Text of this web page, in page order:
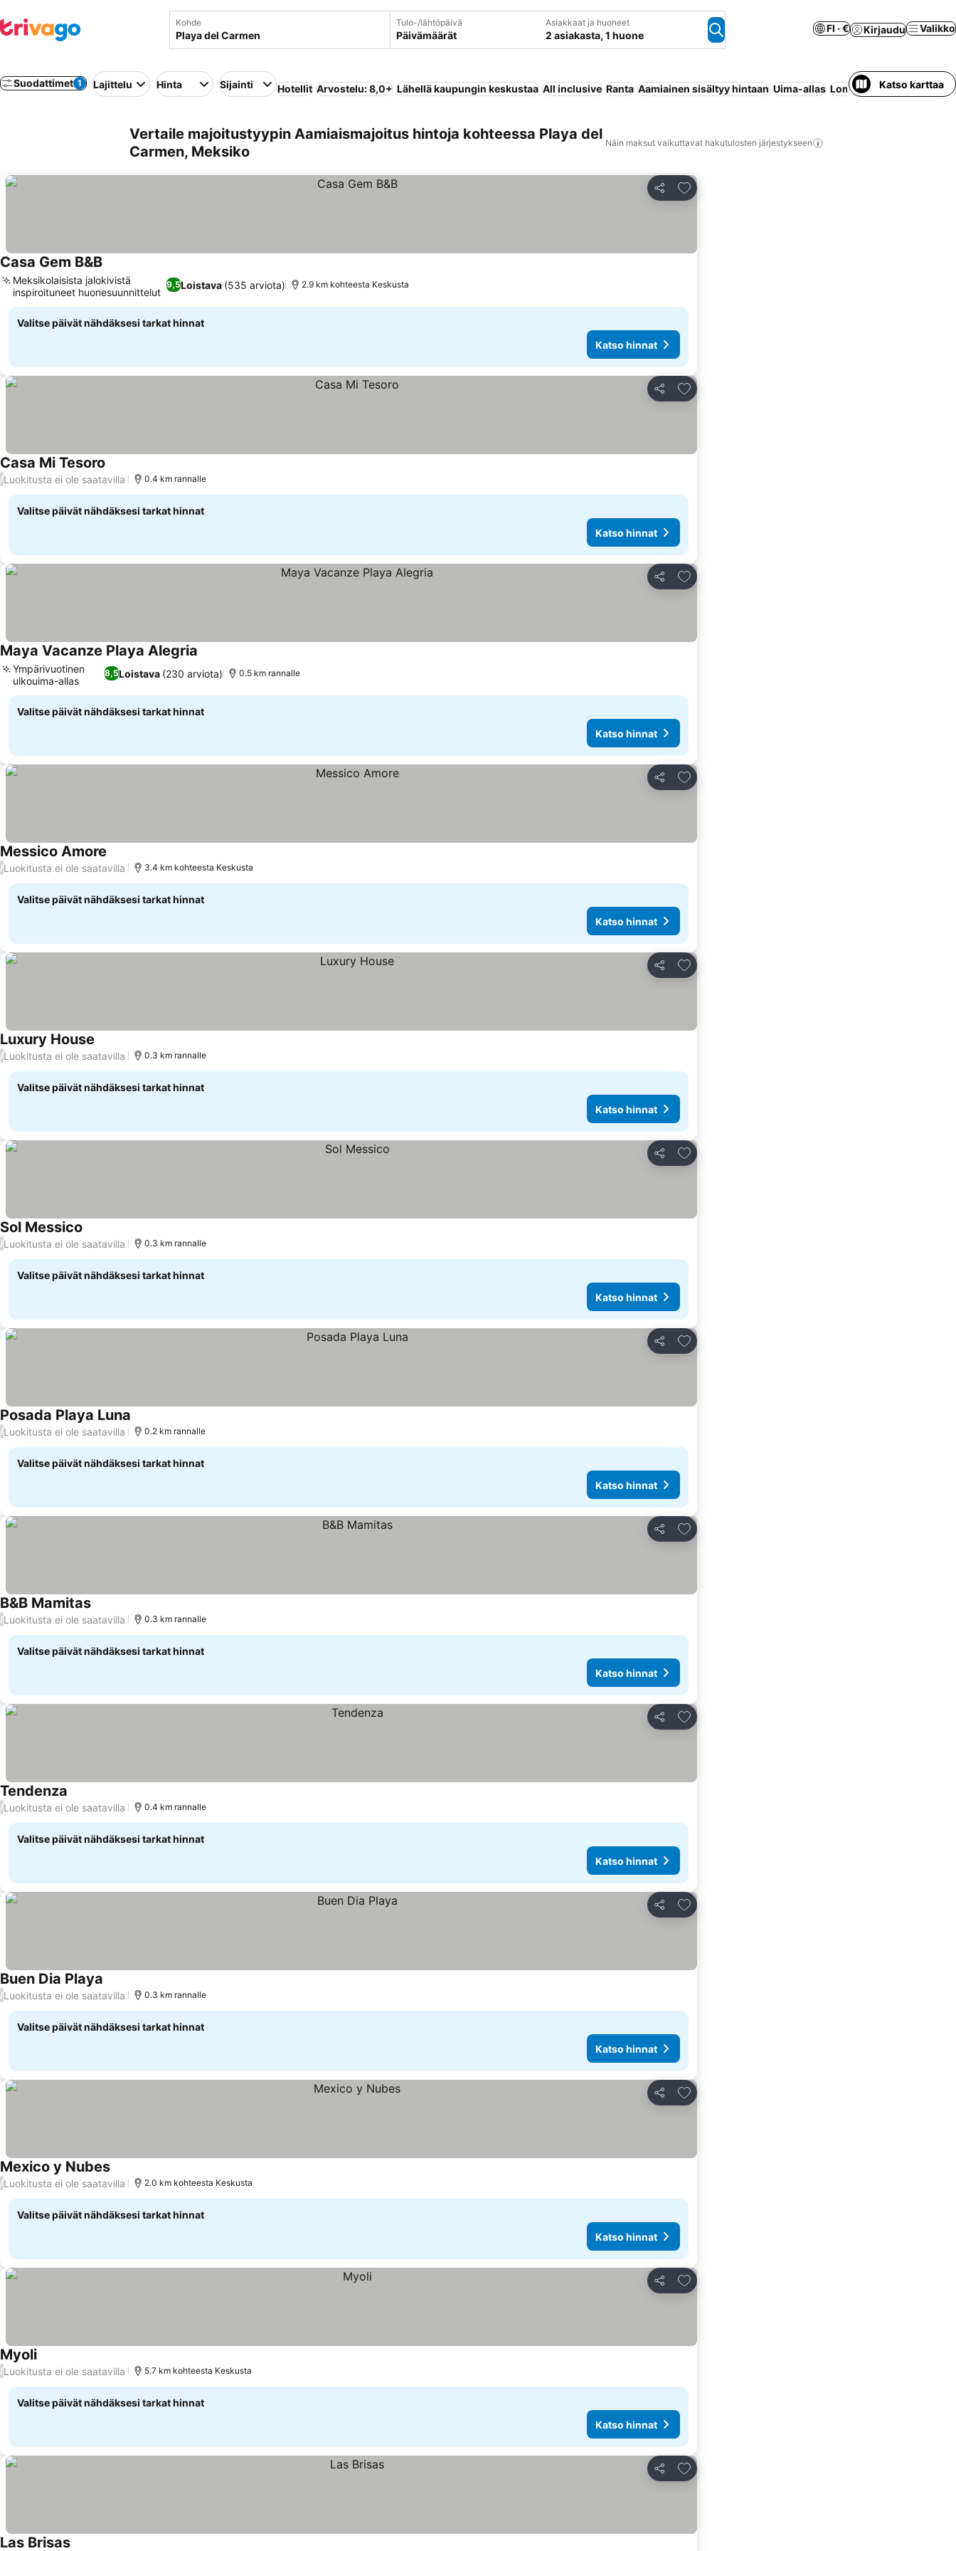
Kohde Tulo-/lähtöpäivä
Päivämäärät
Asiakkaat ja huoneet
2 asiakasta, 1 huone
FI · € Kirjaudu Valikko
Suodattimet 1 Lajittelu Hinta Sijainti Hotellit Arvostelu: 8,0+ Lähellä kaupungin keskustaa All inclusive Ranta Aamiainen sisältyy hintaan Uima-allas Lomakeskus Wi-Fi
Katso karttaa
Vertaile majoitustyypin Aamiaismajoitus hintoja kohteessa Playa del
Carmen, Meksiko
Näin maksut vaikuttavat hakutulosten järjestykseen
Jaa
Lisää suosikkeihin
Casa Gem B&B
9,5Loistava (535 arviota)
Meksikolaisista jalokivistä
inspiroituneet huonesuunnittelut
2.9 km kohteesta Keskusta
Valitse päivät nähdäksesi tarkat hinnat
Katso hinnat
Jaa
Lisää suosikkeihin
Casa Mi Tesoro
/Luokitusta ei ole saatavilla 0.4 km rannalle
Valitse päivät nähdäksesi tarkat hinnat
Katso hinnat
Jaa
Lisää suosikkeihin
Maya Vacanze Playa Alegria
8,5Loistava (230 arviota)
Ympärivuotinen
ulkouima-allas
0.5 km rannalle
Valitse päivät nähdäksesi tarkat hinnat
Katso hinnat
Jaa
Lisää suosikkeihin
Messico Amore
/Luokitusta ei ole saatavilla 3.4 km kohteesta Keskusta
Valitse päivät nähdäksesi tarkat hinnat
Katso hinnat
Jaa
Lisää suosikkeihin
Luxury House
/Luokitusta ei ole saatavilla 0.3 km rannalle
Valitse päivät nähdäksesi tarkat hinnat
Katso hinnat
Jaa
Lisää suosikkeihin
Sol Messico
/Luokitusta ei ole saatavilla 0.3 km rannalle
Valitse päivät nähdäksesi tarkat hinnat
Katso hinnat
Jaa
Lisää suosikkeihin
Posada Playa Luna
/Luokitusta ei ole saatavilla 0.2 km rannalle
Valitse päivät nähdäksesi tarkat hinnat
Katso hinnat
Jaa
Lisää suosikkeihin
B&B Mamitas
/Luokitusta ei ole saatavilla 0.3 km rannalle
Valitse päivät nähdäksesi tarkat hinnat
Katso hinnat
Jaa
Lisää suosikkeihin
Tendenza
/Luokitusta ei ole saatavilla 0.4 km rannalle
Valitse päivät nähdäksesi tarkat hinnat
Katso hinnat
Jaa
Lisää suosikkeihin
Buen Dia Playa
/Luokitusta ei ole saatavilla 0.3 km rannalle
Valitse päivät nähdäksesi tarkat hinnat
Katso hinnat
Jaa
Lisää suosikkeihin
Mexico y Nubes
/Luokitusta ei ole saatavilla 2.0 km kohteesta Keskusta
Valitse päivät nähdäksesi tarkat hinnat
Katso hinnat
Jaa
Lisää suosikkeihin
Myoli
/Luokitusta ei ole saatavilla 5.7 km kohteesta Keskusta
Valitse päivät nähdäksesi tarkat hinnat
Katso hinnat
Jaa
Lisää suosikkeihin
Las Brisas